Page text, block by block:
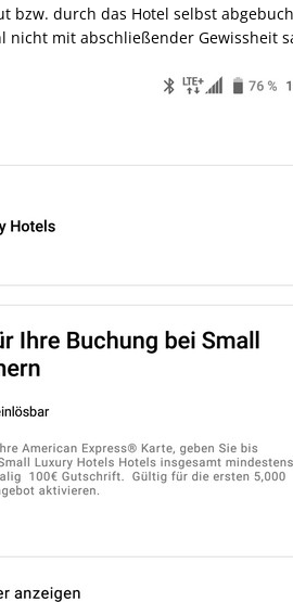
bzw. durch das Hotel selbst
mit abschließender Gewissheit